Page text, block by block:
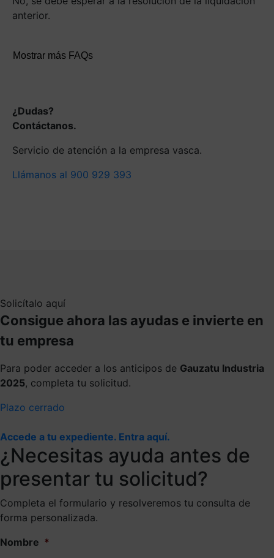
anterior.
Mostrar más FAQs
¿Dudas?
Contáctanos.
Servicio de atención a la empresa vasca.
Llámanos al 900 929 393
Solicítalo aquí
¿Necesitas ayuda antes de
presentar tu solicitud?
Completa el formulario y resolveremos tu consulta de
forma personalizada.
Nombre *
Consigue ahora las ayudas e invierte en
tu empresa
Para poder acceder a los anticipos de Gauzatu Industria
2025, completa tu solicitud.
Plazo cerrado
Accede a tu expediente. Entra aquí.